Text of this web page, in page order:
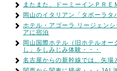
またまた、ドーミーインＰＲＥ
岡山のイタリアン「タボーラタ
ホテル・アゴーラ リージェン
アに宿泊
岡山国際ホテル（旧ホテルオー
し」をしみじみ体験・・・
名古屋からの新幹線では、矢場